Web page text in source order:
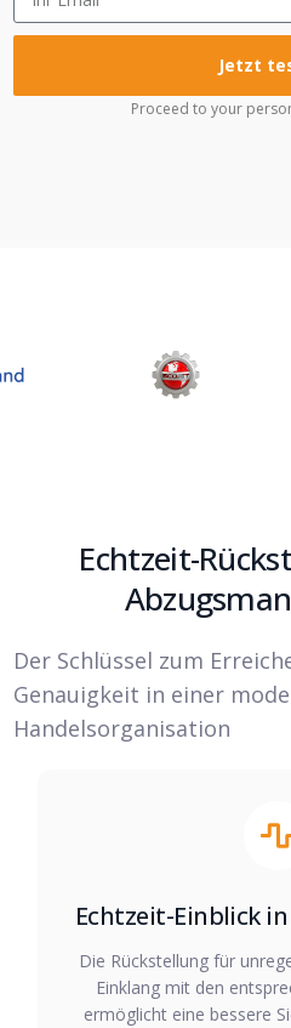
Jetzt
Proceed to your
Echtzeit-
Der Schlüssel zum
Genauigkeit in einer
Handelsorganisation
Echtzeit-Einblick
Die Rückstellung für
Einklang mit den
ermöglicht eine bessere